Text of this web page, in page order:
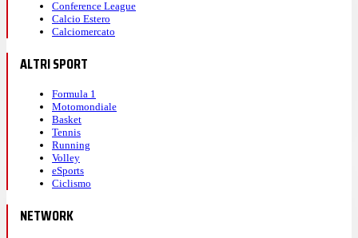
Conference League
Calcio Estero
Calciomercato
ALTRI SPORT
Formula 1
Motomondiale
Basket
Tennis
Running
Volley
eSports
Ciclismo
NETWORK